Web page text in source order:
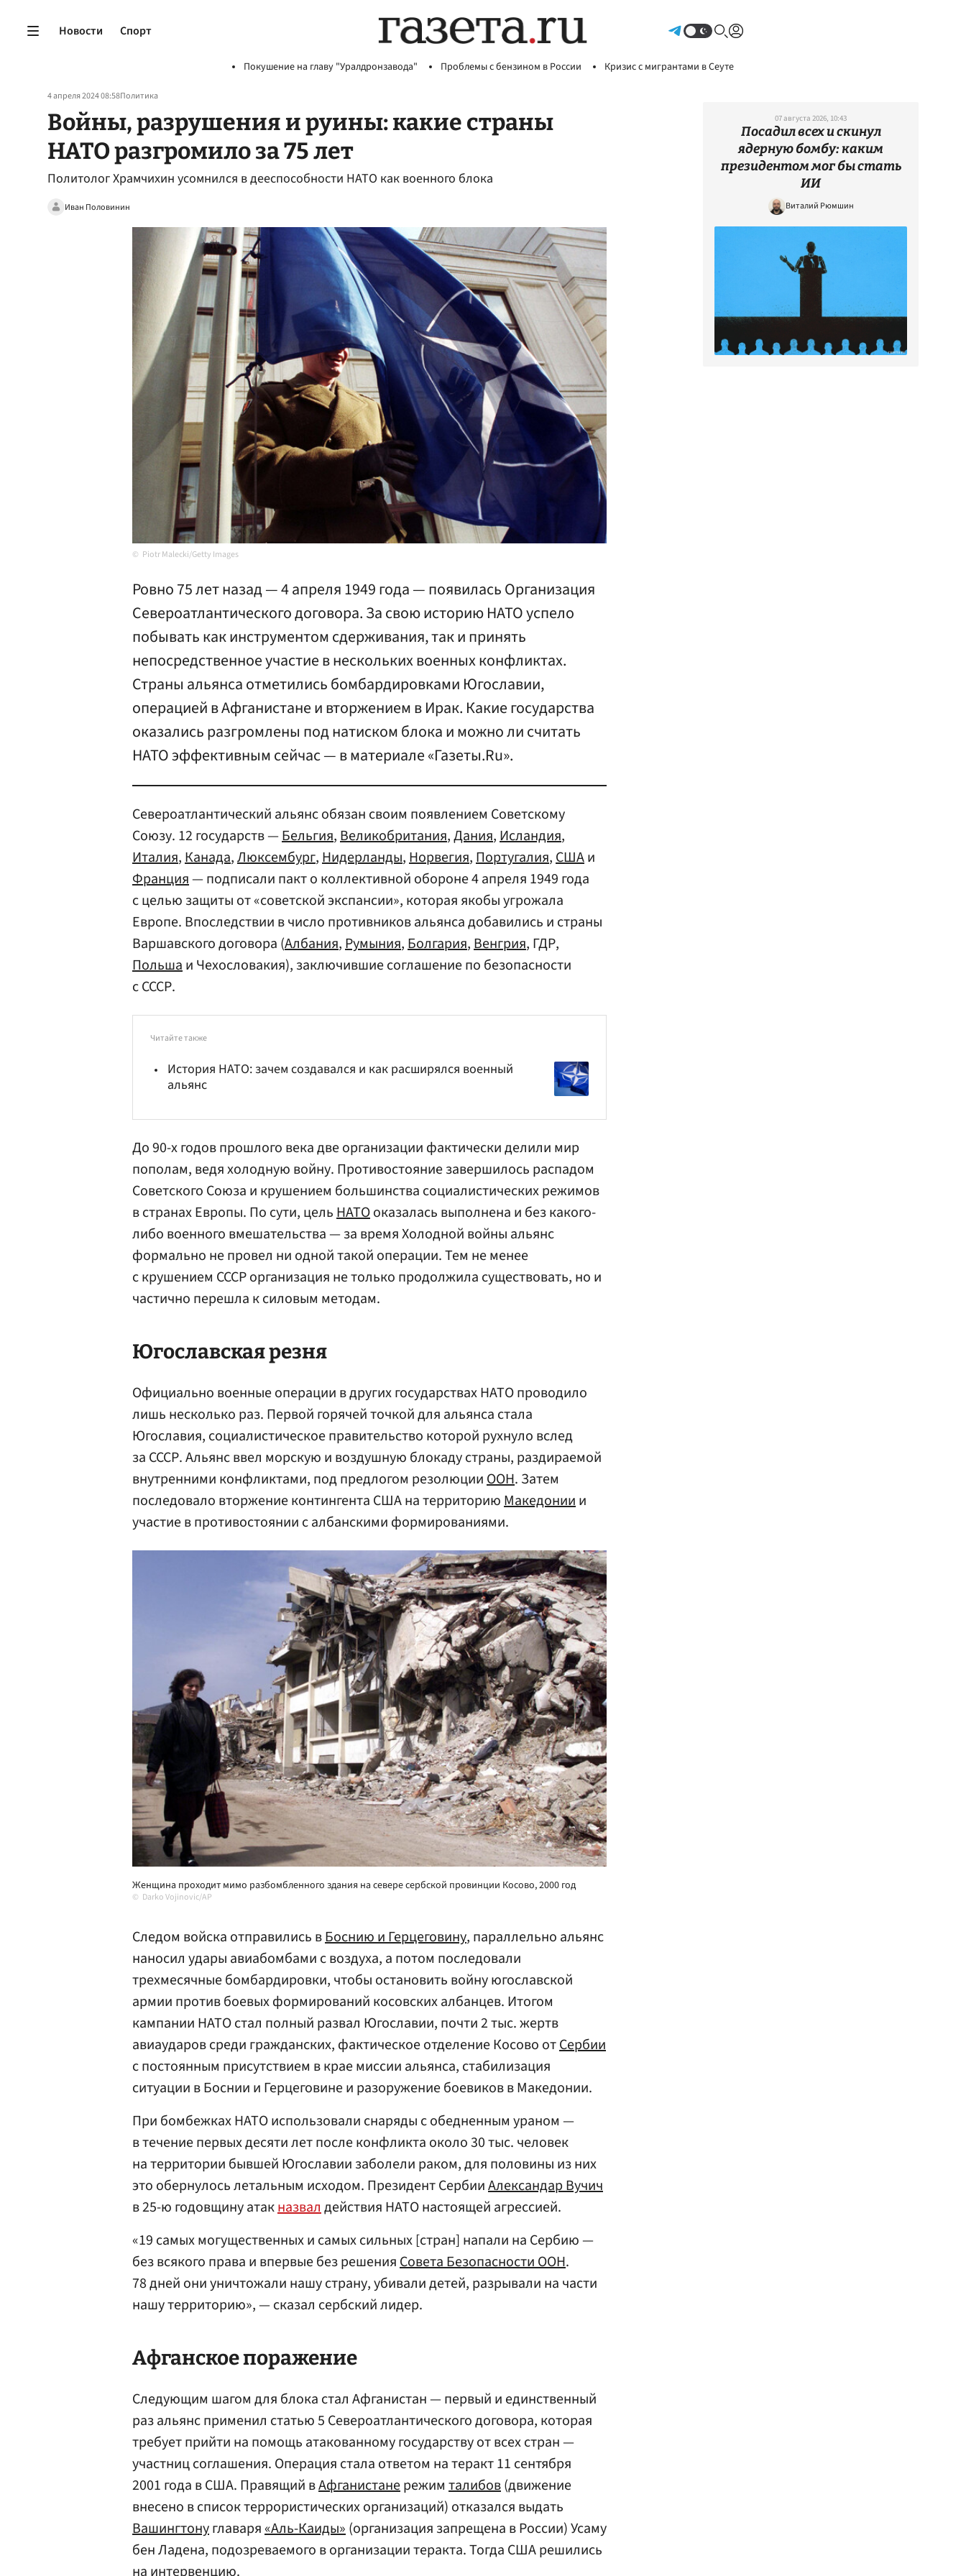
Новости Спорт
Покушение на главу "Уралдронзавода" Проблемы с бензином в России Кризис с мигрантами в Сеуте
4 апреля 2024 08:58Политика
Войны, разрушения и руины: какие страны
НАТО разгромило за 75 лет
Политолог Храмчихин усомнился в дееспособности НАТО как военного блока
Иван Половинин
Piotr Malecki/Getty Images
Ровно 75 лет назад — 4 апреля 1949 года — появилась Организация
Североатлантического договора. За свою историю НАТО успело
побывать как инструментом сдерживания, так и принять
непосредственное участие в нескольких военных конфликтах.
Страны альянса отметились бомбардировками Югославии,
операцией в Афганистане и вторжением в Ирак. Какие государства
оказались разгромлены под натиском блока и можно ли считать
НАТО эффективным сейчас — в материале «Газеты.Ru».
Североатлантический альянс обязан своим появлением Советскому
Союзу. 12 государств —Бельгия,Великобритания,Дания,Исландия,
Италия,Канада,Люксембург,Нидерланды,Норвегия,Португалия,СШАи
Франция— подписали пакт о коллективной обороне 4 апреля 1949 года
с целью защиты от «советской экспансии», которая якобы угрожала
Европе. Впоследствии в число противников альянса добавились и страны
Варшавского договора (Албания,Румыния,Болгария,Венгрия, ГДР,
Польшаи Чехословакия), заключившие соглашение по безопасности
с СССР.
Читайте также
История НАТО: зачем создавался и как расширялся военный
альянс
До 90-х годов прошлого века две организации фактически делили мир
пополам, ведя холодную войну. Противостояние завершилось распадом
Советского Союза и крушением большинства социалистических режимов
в странах Европы. По сути, цельНАТОоказалась выполнена и без какого-
либо военного вмешательства — за время Холодной войны альянс
формально не провел ни одной такой операции. Тем не менее
с крушением СССР организация не только продолжила существовать, но и
частично перешла к силовым методам.
Югославская резня
Официально военные операции в других государствах НАТО проводило
лишь несколько раз. Первой горячей точкой для альянса стала
Югославия, социалистическое правительство которой рухнуло вслед
за СССР. Альянс ввел морскую и воздушную блокаду страны, раздираемой
внутренними конфликтами, под предлогом резолюцииООН. Затем
последовало вторжение контингента США на территориюМакедониии
участие в противостоянии с албанскими формированиями.
Женщина проходит мимо разбомбленного здания на севере сербской провинции Косово, 2000 год
Darko Vojinovic/AP
Следом войска отправились вБоснию и Герцеговину, параллельно альянс
наносил удары авиабомбами с воздуха, а потом последовали
трехмесячные бомбардировки, чтобы остановить войну югославской
армии против боевых формирований косовских албанцев. Итогом
кампании НАТО стал полный развал Югославии, почти 2 тыс. жертв
авиаударов среди гражданских, фактическое отделение Косово отСербии
с постоянным присутствием в крае миссии альянса, стабилизация
ситуации в Боснии и Герцеговине и разоружение боевиков в Македонии.
При бомбежках НАТО использовали снаряды с обедненным ураном —
в течение первых десяти лет после конфликта около 30 тыс. человек
на территории бывшей Югославии заболели раком, для половины из них
это обернулось летальным исходом. Президент СербииАлександар Вучич
в 25-ю годовщину атакназвалдействия НАТО настоящей агрессией.
«19 самых могущественных и самых сильных [стран] напали на Сербию —
без всякого права и впервые без решенияСовета Безопасности ООН.
78 дней они уничтожали нашу страну, убивали детей, разрывали на части
нашу территорию», — сказал сербский лидер.
Афганское поражение
Следующим шагом для блока стал Афганистан — первый и единственный
раз альянс применил статью 5 Североатлантического договора, которая
требует прийти на помощь атакованному государству от всех стран —
участниц соглашения. Операция стала ответом на теракт 11 сентября
2001 года в США. Правящий вАфганистанережим талибов(движение
внесено в список террористических организаций) отказался выдать
Вашингтонуглаваря«Аль-Каиды»(организация запрещена в России) Усаму
бен Ладена, подозреваемого в организации теракта. Тогда США решились
на интервенцию.
07 августа 2026, 10:43
Посадил всех и скинул
ядерную бомбу: каким
президентом мог бы стать
ИИ
Виталий Рюмшин